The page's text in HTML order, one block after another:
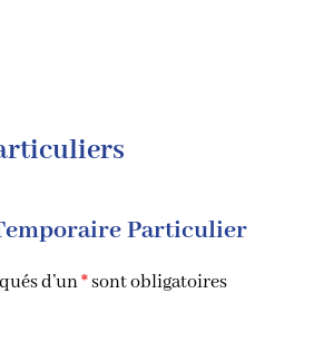
Particulier
d’un*sont obligatoires